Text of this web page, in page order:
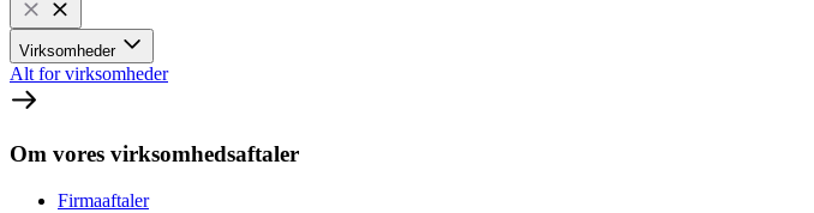
Virksomheder
Alt for virksomheder
Om vores virksomhedsaftaler
Firmaaftaler